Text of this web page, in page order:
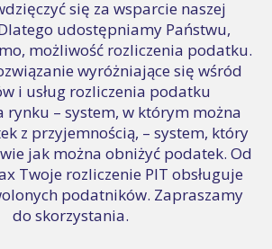
się za wsparcie naszej
udostępniamy Państwu,
możliwość rozliczenia podatku.
wyróżniające się wśród
i usług rozliczenia podatku
rynku – system, w którym można
z przyjemnością, – system, który
jak można obniżyć podatek. Od
Twoje rozliczenie PIT obsługuje
podatników. Zapraszamy
do skorzystania.